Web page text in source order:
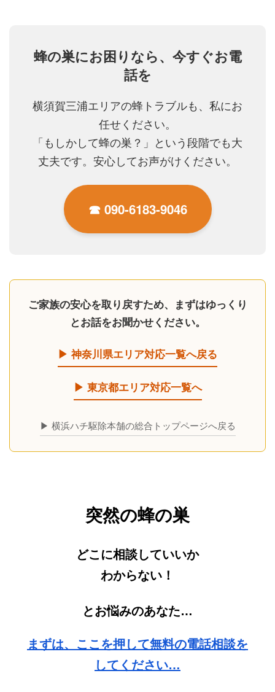
蜂の巣にお困りなら、今すぐお電
話を
横須賀三浦エリアの蜂トラブルも、私にお
任せください。
「もしかして蜂の巣？」という段階でも大
丈夫です。安心してお声がけください。
☎︎ 090-6183-9046
ご家族の安心を取り戻すため、まずはゆっくり
とお話をお聞かせください。
▶ 神奈川県エリア対応一覧へ戻る
▶ 東京都エリア対応一覧へ
▶ 横浜ハチ駆除本舗の総合トップページへ戻る
突然の蜂の巣
どこに相談していいか
わからない！
とお悩みのあなた…
まずは、ここを押して無料の電話相談を
してください…